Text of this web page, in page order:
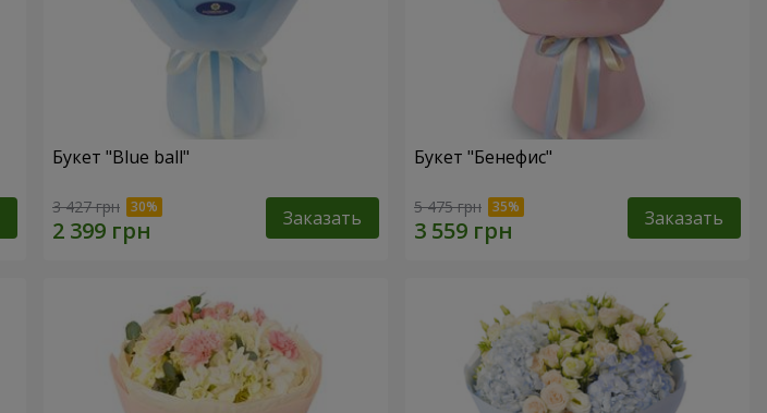
Букет "Blue ball"
3 427 грн Заказать
Букет "Бенефис"
5 475 грн Заказать